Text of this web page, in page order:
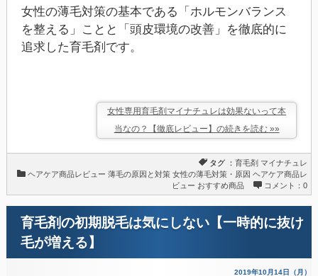
女性の薄毛対策の基本である「ホルモンバランス
を整える」ことと「頭皮環境の改善」を徹底的に
追求した育毛剤です。
女性専用育毛剤マイナチュレは効果ないって本
当なの？【徹底レビュー】の続きを読む »»
タグ ：育毛剤 マイナチュレ
ヘアケア商品レビュー 薄毛の原因と対策 女性の薄毛対策・原因 ヘアケア商品レ
ビュー おすすめ商品 コメント：0
育毛剤の初期脱毛は気にしない【一時的に抜け
毛が増える】
2019年10月14日（月）